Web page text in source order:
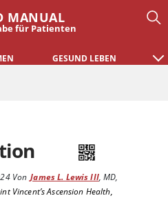
MANUAL
für Patienten
GESUND LEBEN
Von James L. Lewis III,MD,
Vincent’s Ascension Health,